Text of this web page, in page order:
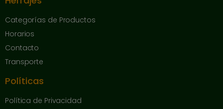
Categorías de Productos
Horarios
Contacto
Transporte
Políticas
Política de Privacidad